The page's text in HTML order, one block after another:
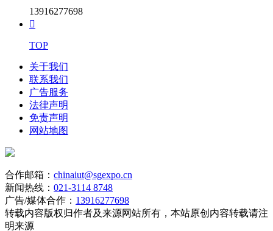
13916277698

TOP
关于我们
联系我们
广告服务
法律声明
免责声明
网站地图
合作邮箱： chinaiut@sgexpo.cn
新闻热线： 021-3114 8748
广告/媒体合作： 13916277698
转载内容版权归作者及来源网站所有，本站原创内容转载请注
明来源